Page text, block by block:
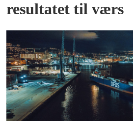
resultatet til værs